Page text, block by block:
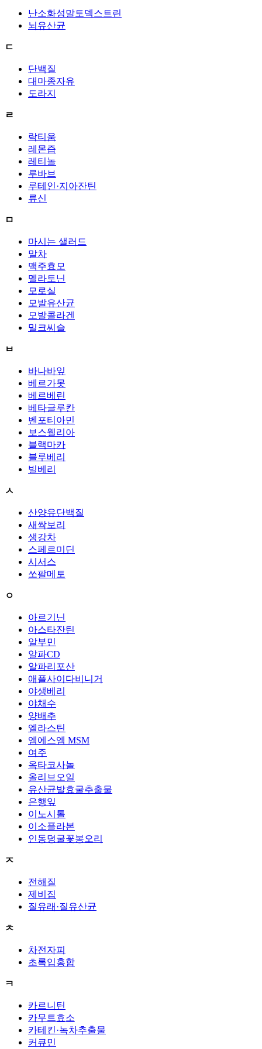
난소화성말토덱스트린
뇌유산균
ㄷ
단백질
대마종자유
도라지
ㄹ
락티움
레몬즙
레티놀
루바브
루테인·지아잔틴
류신
ㅁ
마시는 샐러드
말차
맥주효모
멜라토닌
모로실
모발유산균
모발콜라겐
밀크씨슬
ㅂ
바나바잎
베르가못
베르베린
베타글루칸
벤포티아민
보스웰리아
블랙마카
블루베리
빌베리
ㅅ
산양유단백질
새싹보리
생강차
스페르미딘
시서스
쏘팔메토
ㅇ
아르기닌
아스타잔틴
알부민
알파CD
알파리포산
애플사이다비니거
야생베리
야채수
양배추
엘라스틴
엠에스엠 MSM
여주
옥타코사놀
올리브오일
유산균발효굴추출물
은행잎
이노시톨
이소플라본
인동덩굴꽃봉오리
ㅈ
전해질
제비집
질유래·질유산균
ㅊ
차전자피
초록입홍합
ㅋ
카르니틴
카무트효소
카테킨·녹차추출물
커큐민